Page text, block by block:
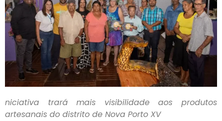
niciativa trará mais visibilidade aos produtos
artesanais do distrito de Nova Porto XV